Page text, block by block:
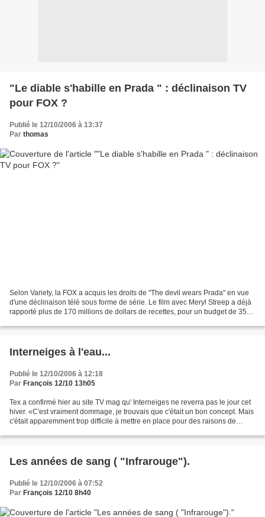
"Le diable s'habille en Prada " : déclinaison TV
pour FOX ?
Publié le 12/10/2006 à 13:37
Par thomas
Selon Variety, la FOX a acquis les droits de "The devil wears Prada" en vue
d'une déclinaison télé sous forme de série. Le film avec Meryl Streep a déjà
rapporté plus de 170 millions de dollars de recettes, pour un budget de 35
Interneiges à l'eau...
Publié le 12/10/2006 à 12:18
Par François 12/10 13h05
Tex a confirmé hier au site TV mag qu' Interneiges ne reverra pas le jour cet
hiver. «C'est vraiment dommage, je trouvais que c'était un bon concept. Mais
c'était apparemment trop difficile à mettre en place pour des raisons de
Les années de sang ( "Infrarouge").
Publié le 12/10/2006 à 07:52
Par François 12/10 8h40